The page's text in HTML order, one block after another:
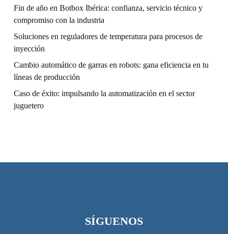
Fin de año en Botbox Ibérica: confianza, servicio técnico y
compromiso con la industria
Soluciones en reguladores de temperatura para procesos de
inyección
Cambio automático de garras en robots: gana eficiencia en tu
líneas de producción
Caso de éxito: impulsando la automatización en el sector
juguetero
SÍGUENOS